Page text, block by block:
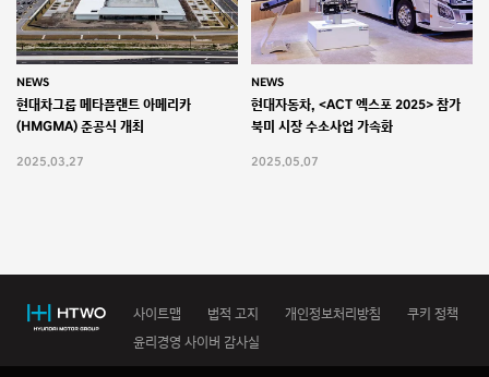
NEWS
현대차그룹 메타플랜트 아메리카
(HMGMA) 준공식 개최
2025.03.27
NEWS
현대자동차, <ACT 엑스포 2025> 참가
북미 시장 수소사업 가속화
2025.05.07
사이트맵 법적 고지 개인정보처리방침
쿠키 정책
윤리경영 사이버 감사실